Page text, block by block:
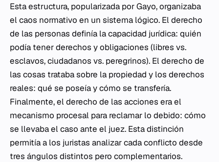
Esta estructura, popularizada por Gayo, organizaba
el caos normativo en un sistema lógico. El derecho
de las personas definía la capacidad jurídica: quién
podía tener derechos y obligaciones (libres vs.
esclavos, ciudadanos vs. peregrinos). El derecho de
las cosas trataba sobre la propiedad y los derechos
reales: qué se poseía y cómo se transfería.
Finalmente, el derecho de las acciones era el
mecanismo procesal para reclamar lo debido: cómo
se llevaba el caso ante el juez. Esta distinción
permitía a los juristas analizar cada conflicto desde
tres ángulos distintos pero complementarios.